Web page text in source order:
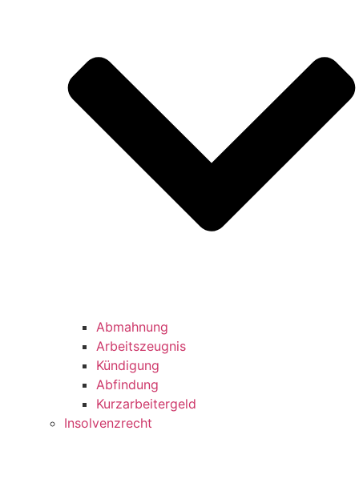
Abmahnung
Arbeitszeugnis
Kündigung
Abfindung
Kurzarbeitergeld
Insolvenzrecht